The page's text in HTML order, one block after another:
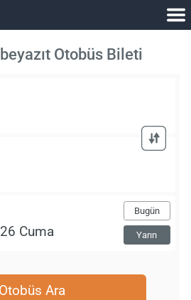
Otobüs Bileti
Bugün
Yarın
Otobüs Ara